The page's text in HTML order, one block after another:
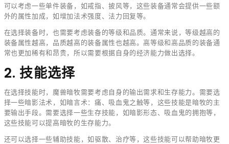
可以考虑一些单件装备，如戒指、披风等，这些装备通常会提供一些额
外的属性加成，如增加法术强度、法力回复等。
在选择装备时，也需要考虑装备的等级和品质。通常来说，等级越高的
装备属性越高，品质越高的装备属性也越高。高等级和高品质的装备通
常也更加稀有和昂贵，所以需要根据自身的经济能力做出选择。
2. 技能选择
在选择技能时，魔兽暗牧需要考虑自身的输出需求和生存能力。需要选
择一些暗影法术，如暗言术：痛、吸血鬼之触等，这些技能是暗牧的主
要输出手段。需要选择一些生存技能，如暗影形态、吸血鬼的拥抱等，
这些技能可以提高暗牧的生存能力。
还可以选择一些辅助技能，如驱散、治疗等，这些技能可以帮助暗牧更